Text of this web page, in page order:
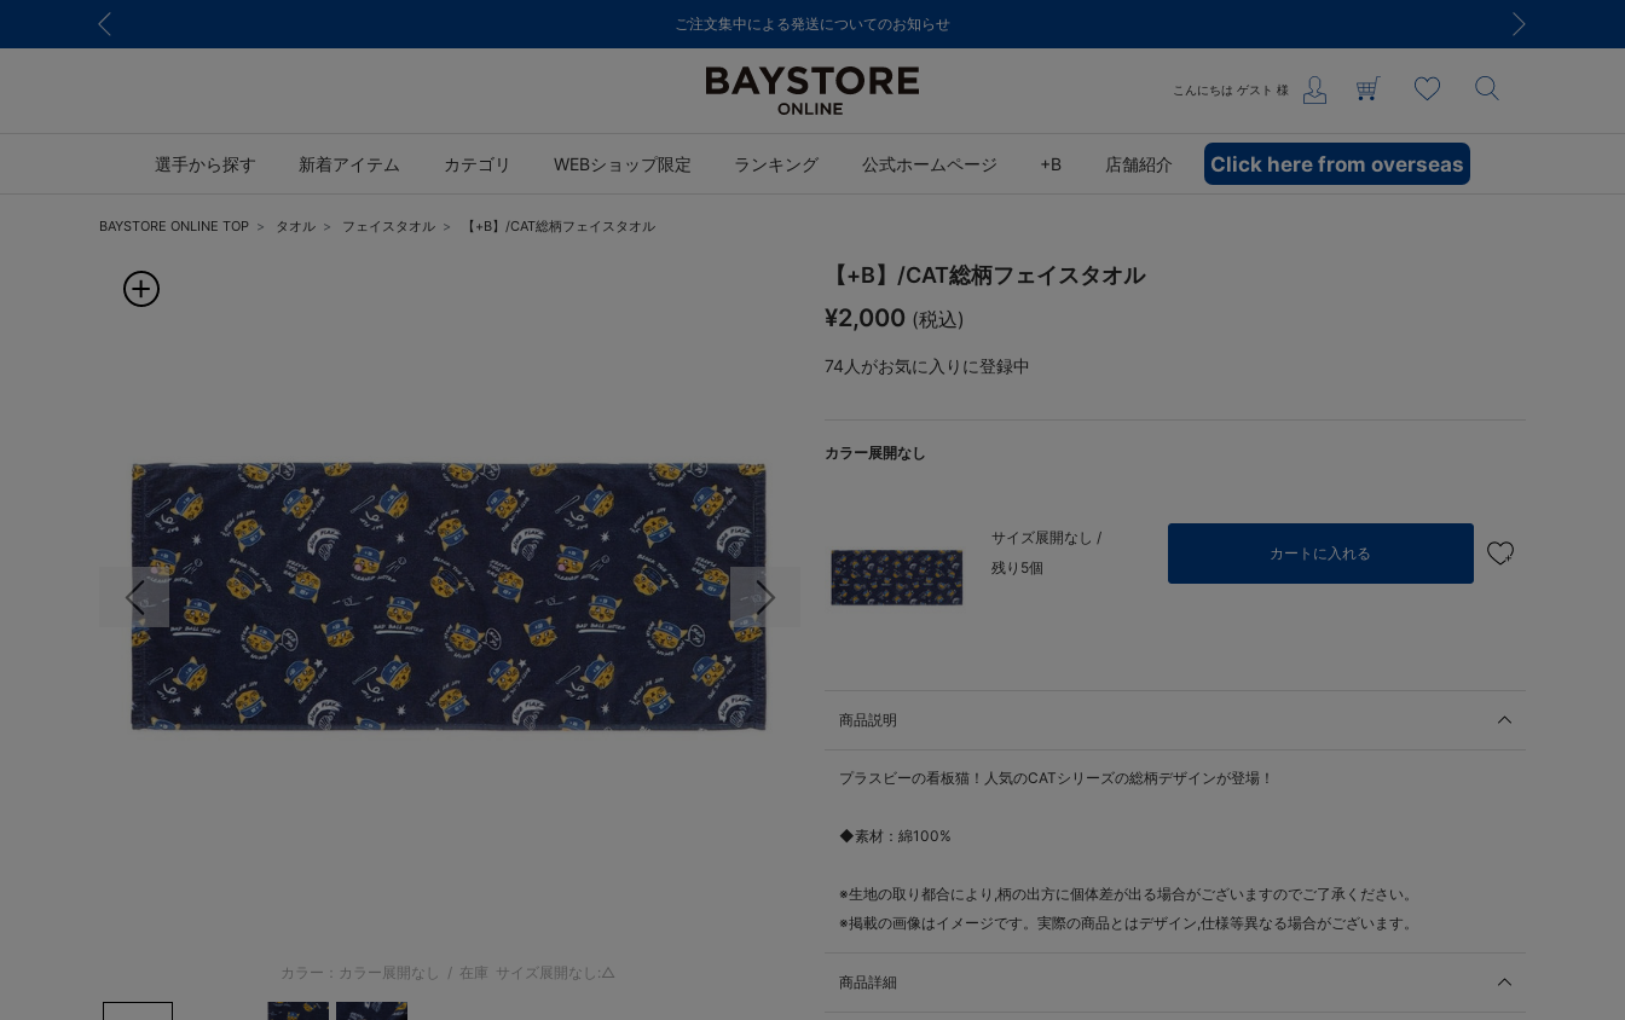
ご注文集中による発送についてのお知らせ
こんにちは ゲスト 様
選手から探す 新着アイテム カテゴリ WEBショップ限定 ランキング 公式ホームページ +B 店舗紹介 Click here from overseas
BAYSTORE ONLINE TOP タオル フェイスタオル 【+B】/CAT総柄フェイスタオル
前の画像 次の画像
カラー：カラー展開なし / 在庫 サイズ展開なし:△
【+B】/CAT総柄フェイスタオル
¥2,000 (税込)
74 人がお気に入りに登録中
カラー展開なし
サイズ展開なし /
残り5個
カートに入れる
商品説明
プラスビーの看板猫！人気のCATシリーズの総柄デザインが登場！
◆素材：綿100%
※生地の取り都合により,柄の出方に個体差が出る場合がございますのでご了承ください。
※掲載の画像はイメージです。実際の商品とはデザイン,仕様等異なる場合がございます。
商品詳細